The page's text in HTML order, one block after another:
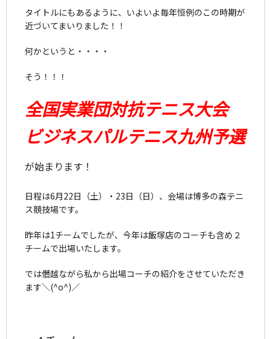
タイトルにもあるように、いよいよ毎年恒例のこの時期が
近づいてまいりました！！
何かというと・・・・
そう！！！
全国実業団対抗テニス大会
ビジネスパルテニス九州予選
が始まります！
日程は6月22日（土）・23日（日）、会場は博多の森テニ
ス競技場です。
昨年は1チームでしたが、今年は飯塚店のコーチも含め２
チームで出場いたします。
では僭越ながら私から出場コーチの紹介をさせていただき
ます＼(^o^)／